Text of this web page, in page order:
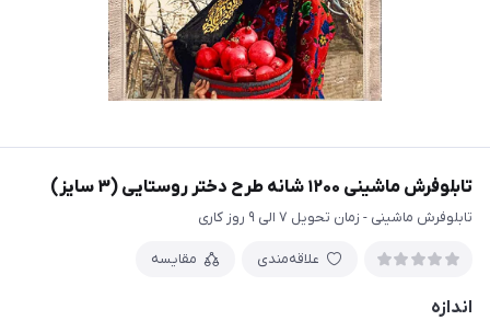
تابلوفرش ماشینی 1200 شانه طرح دختر روستایی (3 سایز)
تابلوفرش ماشینی - زمان تحویل 7 الی 9 روز کاری
علاقه‌مندی مقایسه
اندازه